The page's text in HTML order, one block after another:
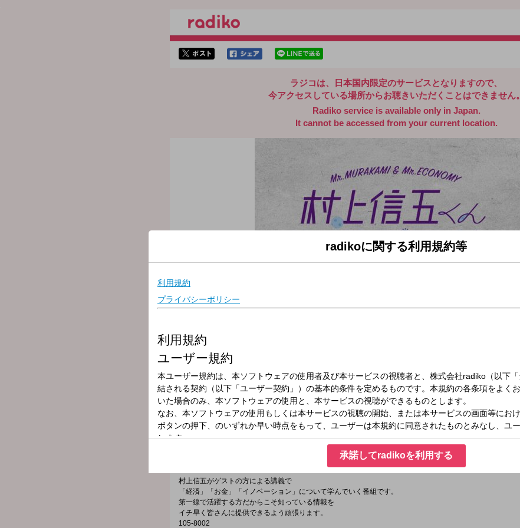
ラジコは、日本国内限定のサービスとなりますので、
今アクセスしている場所からお聴きいただくことはできません。
Radiko service is available only in Japan.
It cannot be accessed from your current location.
放送局
放送時間
2025年5月10日（土）09:00～10:00
5月10日（土）の『村上信五くんと経済クン』は、村上くんも待望の"最新文房具"を特集！
講師は、番組でおなじみ“文具ソムリエール”の菅未里です！
番組メールフォーム：
https://form.run/@murakami
https://twitter.com/murakamikeizai 」
村上信五がゲストの方による講義で
「経済」「お金」「イノベーション」について学んでいく番組です。
第一線で活躍する方だからこそ知っている情報を
イチ早く皆さんに提供できるよう頑張ります。
105-8002
radikoに関する利用規約等
承諾してradikoを利用する